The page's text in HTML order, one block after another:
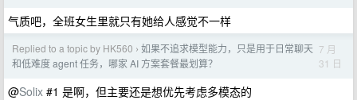
气质吧，全班女生里就只有她给人感觉不一样
Replied to a topic by HK560 › 如果不追求模型能力，只是用于日常聊天
和低难度 agent 任务，哪家 AI 方案套餐最划算？
7 月
31 日
@Solix #1 是啊，但主要还是想优先考虑多模态的